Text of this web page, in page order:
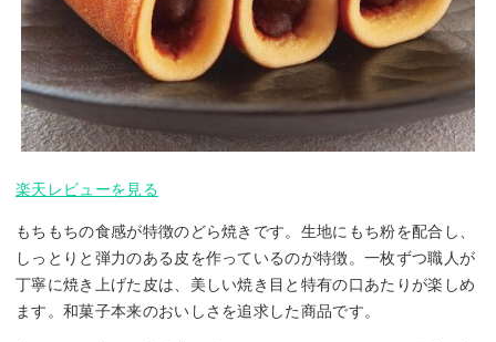
楽天レビューを見る
もちもちの食感が特徴のどら焼きです。生地にもち粉を配合し、
しっとりと弾力のある皮を作っているのが特徴。一枚ずつ職人が
丁寧に焼き上げた皮は、美しい焼き目と特有の口あたりが楽しめ
ます。和菓子本来のおいしさを追求した商品です。